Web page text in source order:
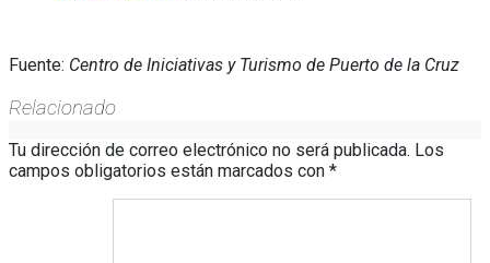
Fuente: Centro de Iniciativas y Turismo de Puerto de la Cruz
Relacionado
Tu dirección de correo electrónico no será publicada. Los
campos obligatorios están marcados con *